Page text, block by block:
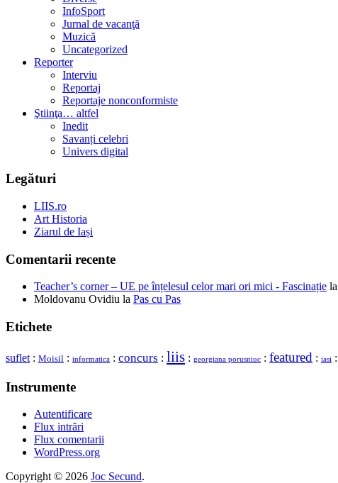
InfoSport
Jurnal de vacanţă
Muzică
Uncategorized
Reporter
Interviu
Reportaj
Reportaje nonconformiste
Ştiinţa… altfel
Inedit
Savanți celebri
Univers digital
Legături
LIIS.ro
Art Historia
Ziarul de Iași
Comentarii recente
Teacher’s corner – UE pe înțelesul celor mari ori mici - Fascinație la
Moldovanu Ovidiu la Pas cu Pas
Etichete
suflet : Moisil : informatica : concurs : liis : georgiana porusniuc : featured : iasi :
Instrumente
Autentificare
Flux intrări
Flux comentarii
WordPress.org
Copyright © 2026 Joc Secund.